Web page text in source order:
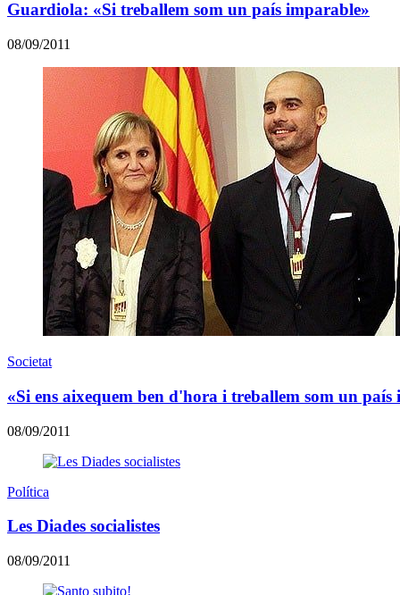
Guardiola: «Si treballem som un país imparable»
08/09/2011
Societat
«Si ens aixequem ben d'hora i treballem som un país
08/09/2011
Política
Les Diades socialistes
08/09/2011